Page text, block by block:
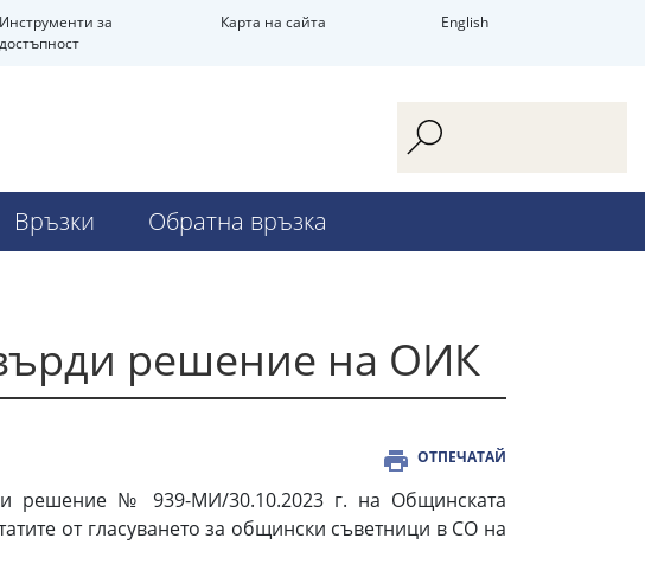
Инструменти за
достъпност
Карта на сайта English
Връзки Обратна връзка
решение на ОИК
ОТПЕЧАТАЙ
решение № 939-МИ/30.10.2023 г. на Общинската
от гласуването за общински съветници в СО на